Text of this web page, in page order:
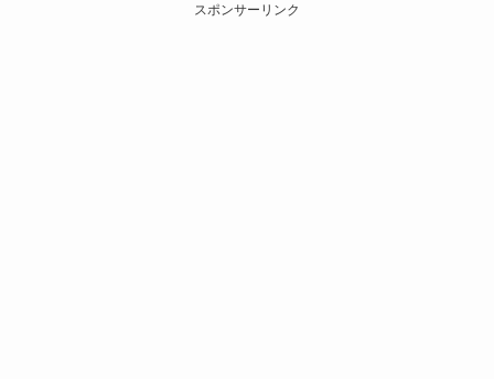
スポンサーリンク